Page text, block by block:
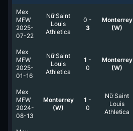
Mex
MFW
2025-
07-22
Nữ Saint
Louis
Athletica
0 -
3
Monterrey
(W)
Mex
MFW
2025-
01-16
Nữ Saint
Louis
Athletica
1 -
0
Monterrey
(W)
Mex
MFW
2024-
08-13
Monterrey
(W)
1 -
0
Nữ Saint
Louis
Athletica